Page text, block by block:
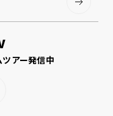
アー発信中